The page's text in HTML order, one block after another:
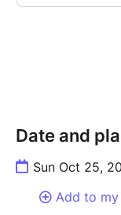
les jeunes
Caloé is back
With her velvety
energy, this
engaging
Date and
Sun Oct 25,
Add to